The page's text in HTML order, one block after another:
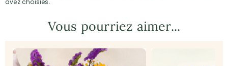
avez choisies.
Vous pourriez aimer...